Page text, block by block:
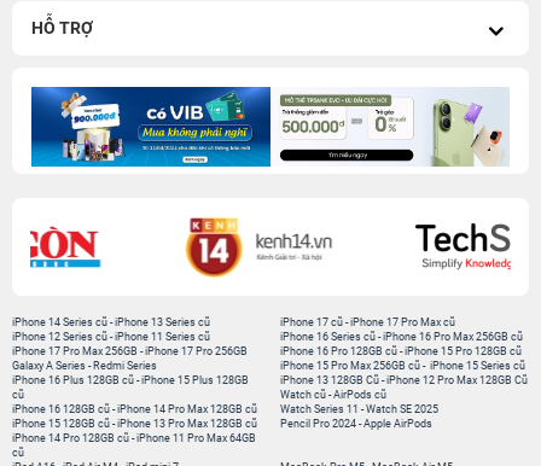
HỖ TRỢ
iPhone 14 Series cũ -iPhone 13 Series cũ
iPhone 12 Series cũ -iPhone 11 Series cũ
iPhone 17 Pro Max 256GB -iPhone 17 Pro 256GB
Galaxy A Series - Redmi Series
iPhone 17 cũ-iPhone 17 Pro Max cũ
iPhone 16 Series cũ- iPhone 16 Pro Max 256GB cũ
iPhone 16 Pro 128GB cũ-iPhone 15 Pro 128GB cũ
iPhone 15 Pro Max 256GB cũ- iPhone 15 Series cũ
iPhone 16 Plus 128GB cũ -iPhone 15 Plus 128GB
cũ
iPhone 16 128GB cũ -iPhone 14 Pro Max 128GB cũ
iPhone 15 128GB cũ -iPhone 13 Pro Max 128GB cũ
iPhone 14 Pro 128GB cũ -iPhone 11 Pro Max 64GB
cũ
iPhone 13 128GB Cũ-iPhone 12 Pro Max 128GB Cũ
Watch cũ-AirPods cũ
Watch Series 11 -Watch SE 2025
Pencil Pro 2024-Apple AirPods